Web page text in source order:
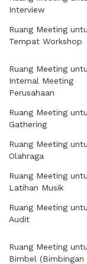
Interview
Ruang Meeting
Tempat Workshop
Ruang Meeting
Internal Meeting
Perusahaan
Ruang Meeting
Gathering
Ruang Meeting
Olahraga
Ruang Meeting
Latihan Musik
Ruang Meeting
Audit
Ruang Meeting
Bimbel (Bimbingan